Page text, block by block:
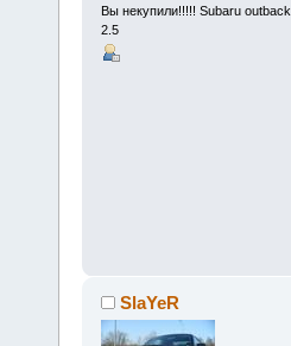
Вы некупили!!!!! Subaru outback
2.5
SlaYeR